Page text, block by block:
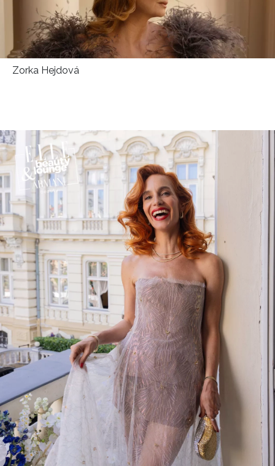
NEWSLETTER
Přihlášením k newsletteru souhlasíte sObchodními
podmínkami společnosti BurdaMedia Extra s.r.o.
potvrzujete, že jste se seznámili seZásadami
ochrany soukromí - BurdaMedia Extra s.r.o. bude s
Vašimi údaji pracovat zejména k organizaci a
vyhodnocení akce a zasílání novinek.
Chcete navíc dostávat i další zajímavé a exkluzivní
informace od našich partnerů? Pokud souhlasíte se
zpracováním údajů k tomuto účelu podle Zásad ochrany
soukromí BurdaMedia Extra s.r.o., zaškrtněte toto pole.
Zorka Hejdová